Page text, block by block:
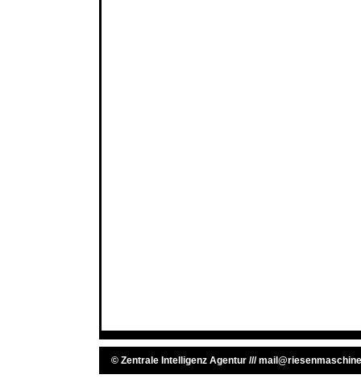
© Zentrale Intelligenz Agentur ///